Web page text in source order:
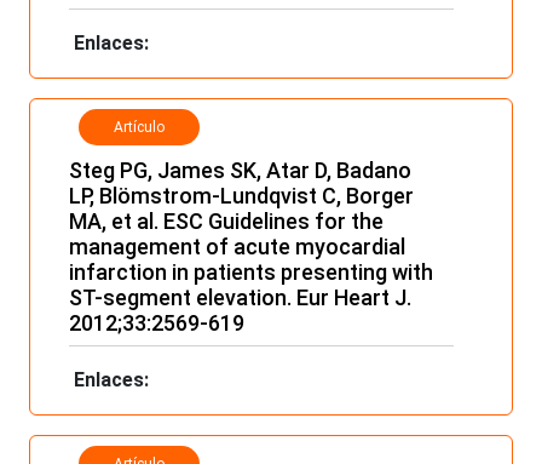
Enlaces:
Artículo
Steg PG, James SK, Atar D, Badano
LP, Blömstrom-Lundqvist C, Borger
MA, et al. ESC Guidelines for the
management of acute myocardial
infarction in patients presenting with
ST-segment elevation. Eur Heart J.
2012;33:2569-619
Enlaces: